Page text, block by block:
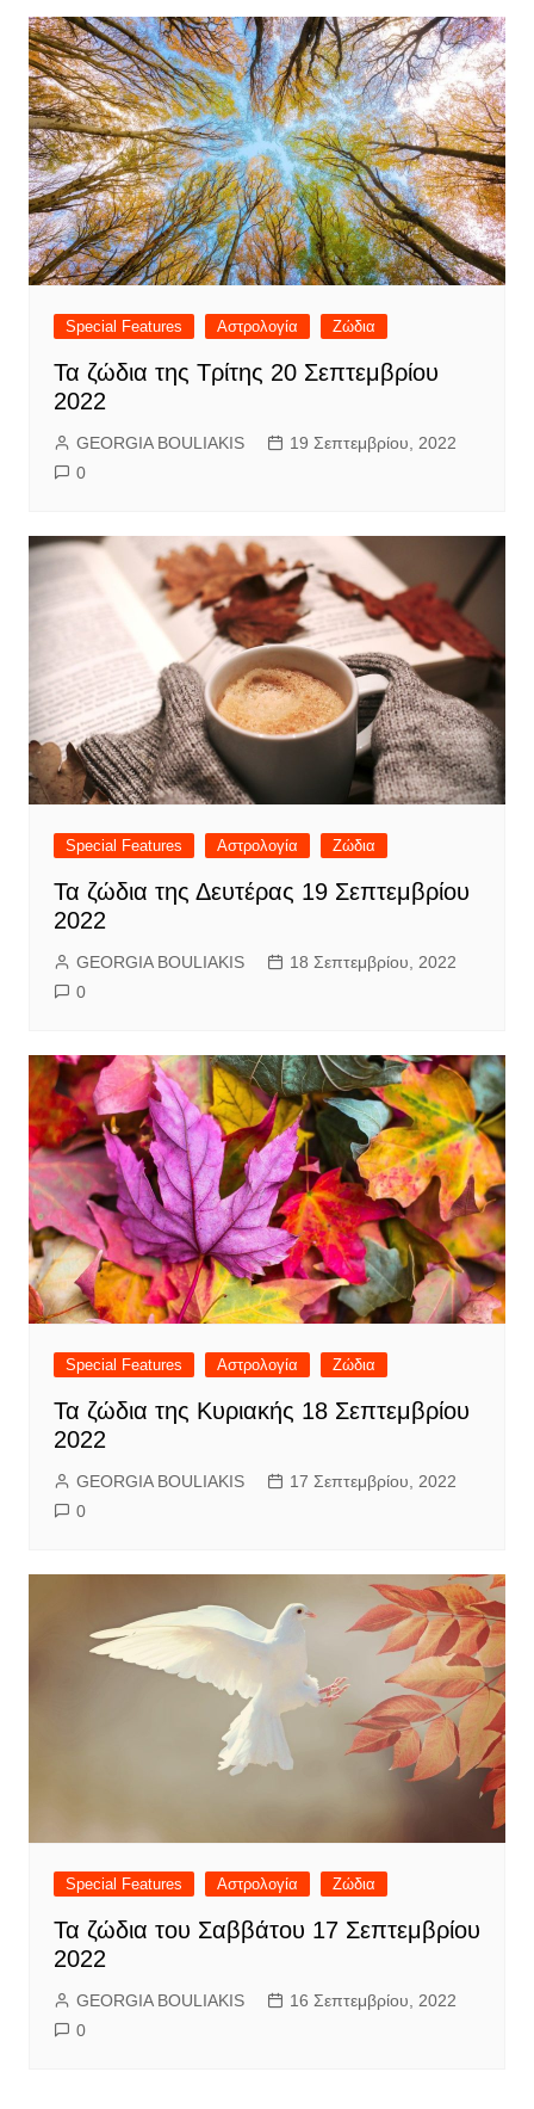
Special Features Αστρολογία Ζώδια
Τα ζώδια της Τρίτης 20 Σεπτεμβρίου
2022
GEORGIA BOULIAKIS
19 Σεπτεμβρίου, 2022
0
Special Features Αστρολογία Ζώδια
Τα ζώδια της Δευτέρας 19 Σεπτεμβρίου
2022
GEORGIA BOULIAKIS
18 Σεπτεμβρίου, 2022
0
Special Features Αστρολογία Ζώδια
Τα ζώδια της Κυριακής 18 Σεπτεμβρίου
2022
GEORGIA BOULIAKIS
17 Σεπτεμβρίου, 2022
0
Special Features Αστρολογία Ζώδια
Τα ζώδια του Σαββάτου 17 Σεπτεμβρίου
2022
GEORGIA BOULIAKIS
16 Σεπτεμβρίου, 2022
0